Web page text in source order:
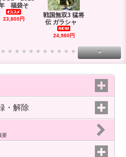
福袋そ
23,800円
戦国無双3 猛将
伝 ガラシャ
24,980円
>
・解除
要